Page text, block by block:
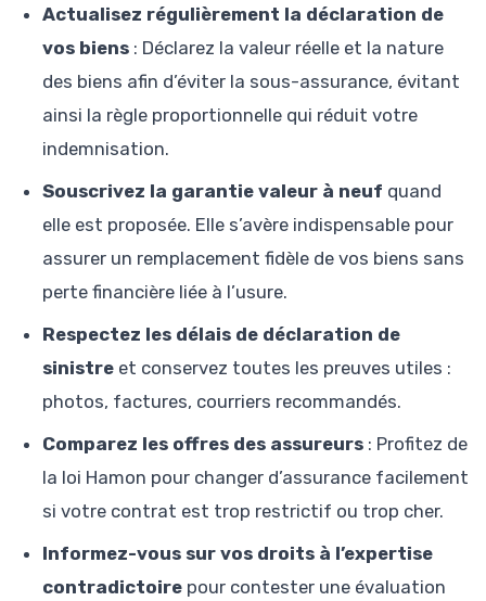
Actualisez régulièrement la déclaration de
vos biens : Déclarez la valeur réelle et la nature
des biens afin d’éviter la sous-assurance, évitant
ainsi la règle proportionnelle qui réduit votre
indemnisation.
Souscrivez la garantie valeur à neuf quand
elle est proposée. Elle s’avère indispensable pour
assurer un remplacement fidèle de vos biens sans
perte financière liée à l’usure.
Respectez les délais de déclaration de
sinistre et conservez toutes les preuves utiles :
photos, factures, courriers recommandés.
Comparez les offres des assureurs : Profitez de
la loi Hamon pour changer d’assurance facilement
si votre contrat est trop restrictif ou trop cher.
Informez-vous sur vos droits à l’expertise
contradictoire pour contester une évaluation